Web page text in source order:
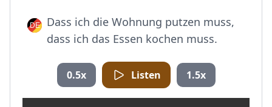
Dass ich die Wohnung putzen muss,
dass ich das Essen kochen muss.
0.5x Listen 1.5x